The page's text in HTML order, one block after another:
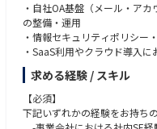
・自社OA基盤（メール・アカ
の整備・運用
・情報セキュリティポリシー
・SaaS利用やクラウド導入
求める経験 / スキル
【必須】
下記いずれかの経験をお持ち